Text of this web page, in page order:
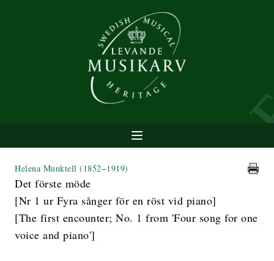
Helena Munktell (1852−1919)
Det förste möde
[Nr 1 ur Fyra sånger för en röst vid piano]
[The first encounter; No. 1 from 'Four song for one
voice and piano']